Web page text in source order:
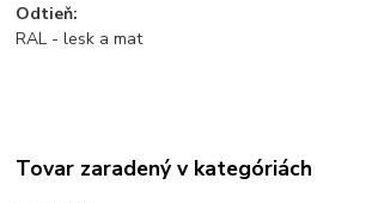
Odtieň:
RAL - lesk a mat
Tovar zaradený v kategóriách